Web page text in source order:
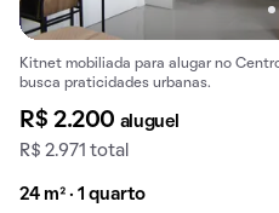
Kitnet mobiliada para alugar no
busca praticidades urbanas.
R$ 2.200 aluguel
R$ 2.971 total
24 m² · 1 quarto